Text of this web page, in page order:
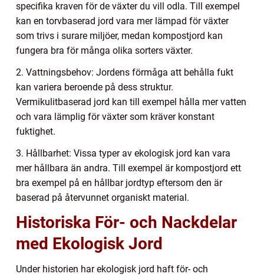
specifika kraven för de växter du vill odla. Till exempel
kan en torvbaserad jord vara mer lämpad för växter
som trivs i surare miljöer, medan kompostjord kan
fungera bra för många olika sorters växter.
2. Vattningsbehov: Jordens förmåga att behålla fukt
kan variera beroende på dess struktur.
Vermikulitbaserad jord kan till exempel hålla mer vatten
och vara lämplig för växter som kräver konstant
fuktighet.
3. Hållbarhet: Vissa typer av ekologisk jord kan vara
mer hållbara än andra. Till exempel är kompostjord ett
bra exempel på en hållbar jordtyp eftersom den är
baserad på återvunnet organiskt material.
Historiska För- och Nackdelar
med Ekologisk Jord
Under historien har ekologisk jord haft för- och